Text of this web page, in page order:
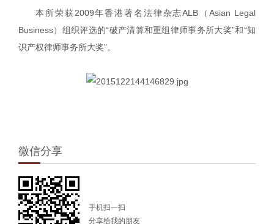
本所荣获2009年香港著名法律杂志ALB（Asian Legal
Business）组织评选的“破产清算和重组律师事务所大奖”和“知
识产权律师事务所大奖”。
微信分享
手机扫一扫
分享给我的朋友